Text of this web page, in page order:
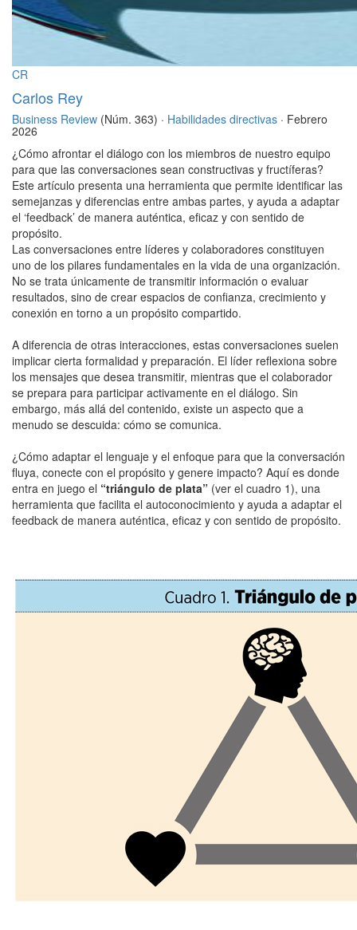
CR
Carlos Rey
Business Review (Núm. 363) · Habilidades directivas · Febrero
2026
¿Cómo afrontar el diálogo con los miembros de nuestro equipo
para que las conversaciones sean constructivas y fructíferas?
Este artículo presenta una herramienta que permite identificar las
semejanzas y diferencias entre ambas partes, y ayuda a adaptar
el ‘feedback’ de manera auténtica, eficaz y con sentido de
propósito.
Las conversaciones entre líderes y colaboradores constituyen
uno de los pilares fundamentales en la vida de una organización.
No se trata únicamente de transmitir información o evaluar
resultados, sino de crear espacios de confianza, crecimiento y
conexión en torno a un propósito compartido.
A diferencia de otras interacciones, estas conversaciones suelen
implicar cierta formalidad y preparación. El líder reflexiona sobre
los mensajes que desea transmitir, mientras que el colaborador
se prepara para participar activamente en el diálogo. Sin
embargo, más allá del contenido, existe un aspecto que a
menudo se descuida: cómo se comunica.
¿Cómo adaptar el lenguaje y el enfoque para que la conversación
fluya, conecte con el propósito y genere impacto? Aquí es donde
entra en juego el “triángulo de plata” (ver el cuadro 1), una
herramienta que facilita el autoconocimiento y ayuda a adaptar el
feedback de manera auténtica, eficaz y con sentido de propósito.